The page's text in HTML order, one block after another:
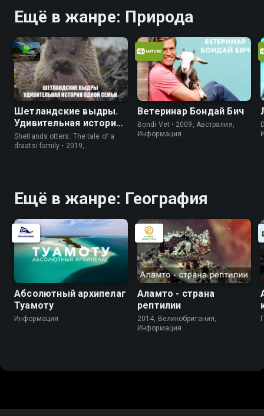
Ещё в жанре: Природа
Шетландские выдры.
Удивительная история
одной семьи
Shetlands otters: The tale of a
draatsi family • 2019,
Ветеринар Бондай Бич
Bondi Vet • 2009, Австралия,
Информация
Ещё в жанре: География
Абсолютный архипелаг
Туамоту
Информация
Аламто - страна
рептилии
2014, Великобритания,
Информация